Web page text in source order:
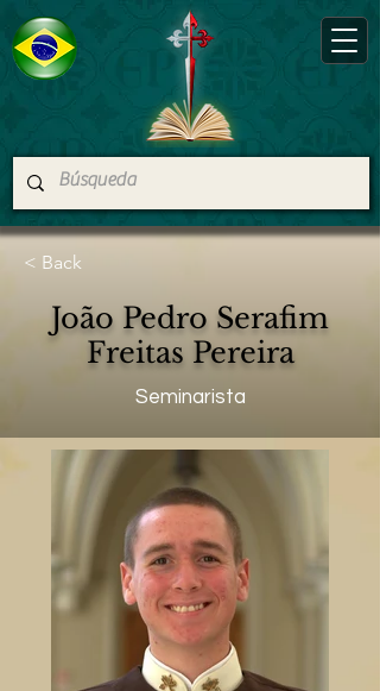
< Back
João Pedro Serafim
Freitas Pereira
Seminarista